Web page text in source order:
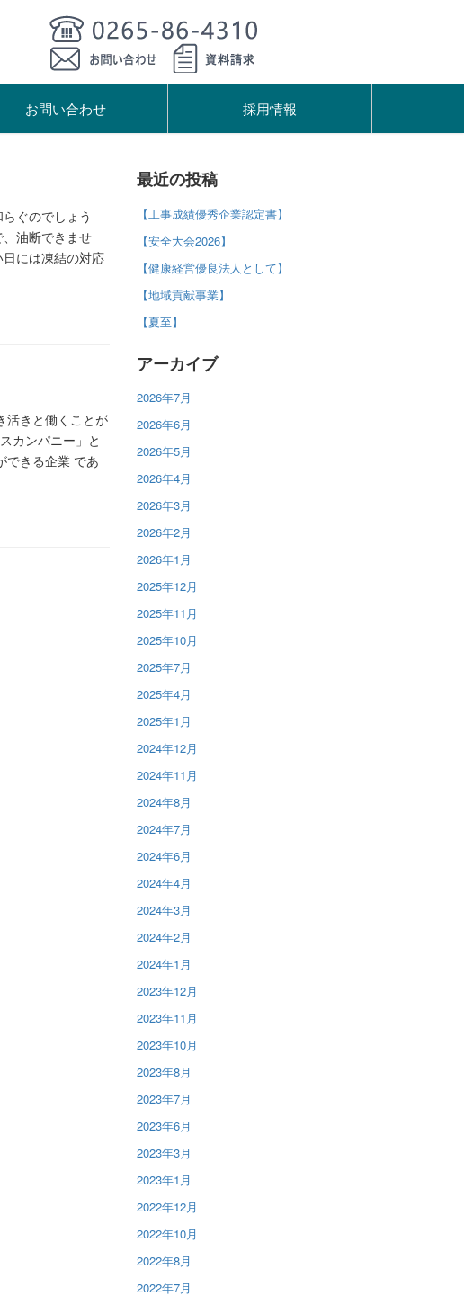
お問い合わせ 採用情報
ぐのでしょう
油断できませ
には凍結の対応
活きと働くことが
カンパニー」と
できる企業 であ
最近の投稿
【工事成績優秀企業認定書】
【安全大会2026】
【健康経営優良法人として】
【地域貢献事業】
【夏至】
アーカイブ
2026年7月
2026年6月
2026年5月
2026年4月
2026年3月
2026年2月
2026年1月
2025年12月
2025年11月
2025年10月
2025年7月
2025年4月
2025年1月
2024年12月
2024年11月
2024年8月
2024年7月
2024年6月
2024年4月
2024年3月
2024年2月
2024年1月
2023年12月
2023年11月
2023年10月
2023年8月
2023年7月
2023年6月
2023年3月
2023年1月
2022年12月
2022年10月
2022年8月
2022年7月